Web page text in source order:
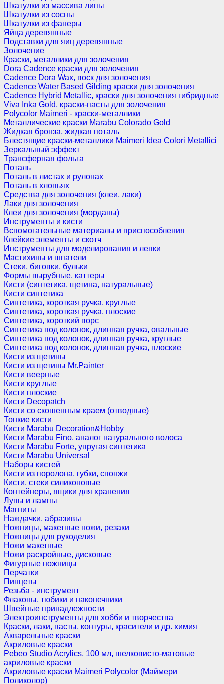
Шкатулки из массива липы
Шкатулки из сосны
Шкатулки из фанеры
Яйца деревянные
Подставки для яиц деревянные
Золочение
Краски, металлики для золочения
Dora Cadence краски для золочения
Cadence Dora Wax, воск для золочения
Cadence Water Based Gilding краски для золочения
Cadence Hybrid Metallic, краски для золочения гибридные
Viva Inka Gold, краски-пасты для золочения
Polycolor Maimeri - краски-металлики
Металлические краски Marabu Colorado Gold
Жидкая бронза, жидкая поталь
Блестящие краски-металлики Maimeri Idea Colori Metallici
Зеркальный эффект
Трансферная фольга
Поталь
Поталь в листах и рулонах
Поталь в хлопьях
Средства для золочения (клеи, лаки)
Лаки для золочения
Клеи для золочения (морданы)
Инструменты и кисти
Вспомогательные материалы и приспособления
Клейкие элементы и скотч
Инструменты для моделирования и лепки
Мастихины и шпатели
Стеки, биговки, бульки
Формы вырубные, каттеры
Кисти (синтетика, щетина, натуральные)
Кисти синтетика
Синтетика, короткая ручка, круглые
Синтетика, короткая ручка, плоские
Синтетика, короткий ворс
Синтетика под колонок, длинная ручка, овальные
Синтетика под колонок, длинная ручка, круглые
Синтетика под колонок, длинная ручка, плоские
Кисти из щетины
Кисти из щетины Mr.Painter
Кисти веерные
Кисти круглые
Кисти плоские
Кисти Decopatch
Кисти со скошенным краем (отводные)
Тонкие кисти
Кисти Marabu Decoration&Hobby
Кисти Marabu Fino, аналог натурального волоса
Кисти Marabu Forte, упругая синтетика
Кисти Marabu Universal
Наборы кистей
Кисти из поролона, губки, спонжи
Кисти, стеки силиконовые
Контейнеры, ящики для хранения
Лупы и лампы
Магниты
Наждачки, абразивы
Ножницы, макетные ножи, резаки
Ножницы для рукоделия
Ножи макетные
Ножи раскройные, дисковые
Фигурные ножницы
Перчатки
Пинцеты
Резьба - инструмент
Флаконы, тюбики и наконечники
Швейные принадлежности
Электроинструменты для хобби и творчества
Краски, лаки, пасты, контуры, красители и др. химия
Акварельные краски
Акриловые краски
Pebeo Studio Acrylics, 100 мл, шелковисто-матовые
акриловые краски
Акриловые краски Maimeri Polycolor (Маймери
Поликолор)